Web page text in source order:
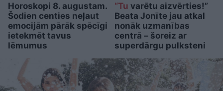
Horoskopi 8. augustam.
Šodien centies neļaut
emocijām pārāk spēcīgi
ietekmēt tavus
lēmumus
“Tu varētu aizvērties!”
Beata Jonīte jau atkal
nonāk uzmanības
centrā – šoreiz ar
superdārgu pulksteni